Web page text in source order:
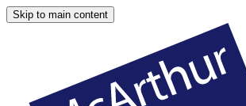
Skip to main content